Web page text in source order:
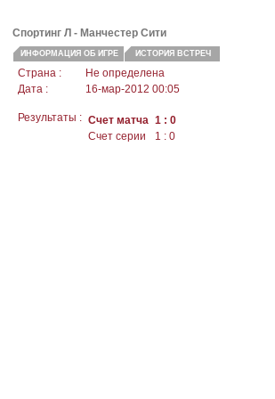
Спортинг Л - Манчестер Сити
ИНФОРМАЦИЯ ОБ ИГРЕ ИСТОРИЯ ВСТРЕЧ
Страна :
Не определена
Дата :
16-мар-2012 00:05
Результаты : Счет матча 1 : 0
Счет серии
1 : 0